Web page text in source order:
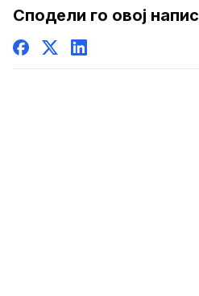
Сподели го овој напис